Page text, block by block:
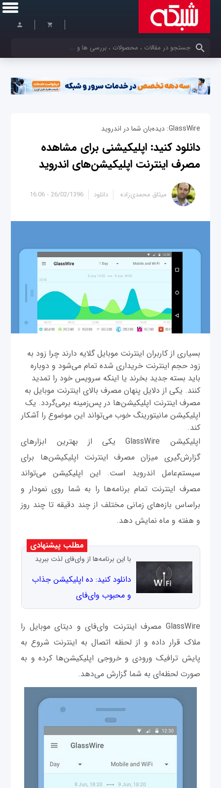
کلمات کلیدی خود را وارد کنید
GlassWire: دیده‌بان شما در اندروید
دانلود کنید: اپلیکیشنی برای مشاهده
مصرف اینترنت اپلیکیشن‌های اندروید
26/02/1396 - 16:06 میثاق محمدی‌زاده دانلود
بسیاری از کاربران اینترنت موبایل گلایه دارند چرا زود به
زود حجم اینترنت خریداری شده تمام می‌شود و دوباره
باید بسته جدید بخرند یا اینکه سرویس خود را تمدید
کنند. یکی از دلایل پنهان مصرف بالای اینترنت موبایل به
مصرف اینترنت اپلیکیشن‌ها در پس‌زمینه برمی‌گردد. یک
اپلیکیشن مانیتورینگ خوب می‌تواند این موضوع را آشکار
کند.
اپلیکیشن GlassWire یکی از بهترین ابزارهای
گزارش‌گیری میزان مصرف اینترنت اپلیکیشن‌ها برای
سیستم‌عامل اندروید است. این اپلیکیشن می‌تواند
مصرف اینترنت تمام برنامه‌ها را به شما روی نمودار و
براساس بازه‌های زمانی مختلف از چند دقیقه تا چند روز
و هفته و ماه نمایش دهد.
مطلب پیشنهادی
با این برنامه‌ها از وای‌فای لذت ببرید
دانلود کنید: ده اپلیکیشن جذاب
و محبوب وای‌فای
GlassWire مصرف اینترنت وای‌فای و دیتای موبایل را
ملاک قرار داده و از لحظه اتصال به اینترنت شروع به
پایش ترافیک ورودی و خروجی اپلیکیشن‌ها کرده و به
صورت لحظه‌ای به شما گزارش می‌دهد.